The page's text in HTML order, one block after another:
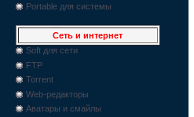
Portable для системы
Сеть и интернет
Soft для сети
FTP
Torrent
Web-редакторы
Аватары и смайлы